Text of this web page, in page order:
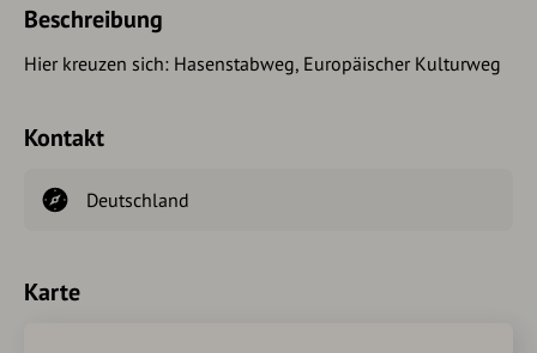
Beschreibung
Hier kreuzen sich: Hasenstabweg, Europäischer Kulturweg
Kontakt
Deutschland
Karte